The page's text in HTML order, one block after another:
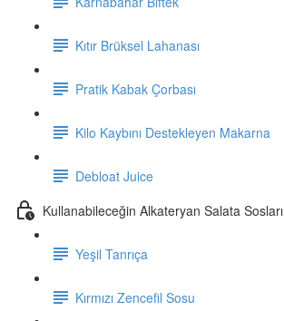
Kıtır Brüksel Lahanası
Pratik Kabak Çorbası
Kilo Kaybını Destekleyen Makarna
Debloat Juice
Kullanabileceğin Alkateryan Salata Sosları
Yeşil Tanrıça
Kırmızı Zencefil Sosu